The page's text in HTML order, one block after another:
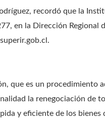
recordó que la
en la Dirección Regional
que es un procedimiento
la renegociación de
y eficiente de los bienes